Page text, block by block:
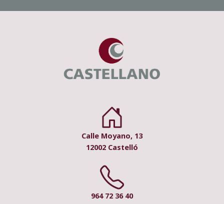
Calle Moyano, 13
12002 Castelló
964 72 36 40